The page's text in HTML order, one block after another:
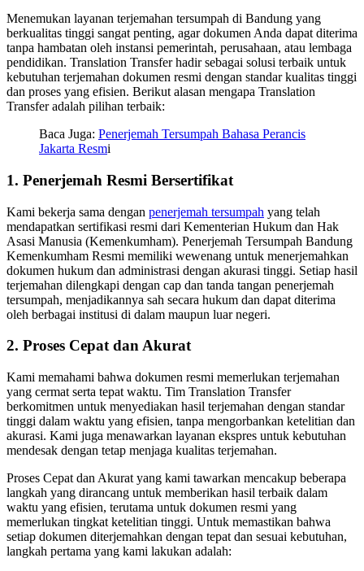
Menemukan layanan terjemahan tersumpah di Bandung yang
berkualitas tinggi sangat penting, agar dokumen Anda dapat diterima
tanpa hambatan oleh instansi pemerintah, perusahaan, atau lembaga
pendidikan. Translation Transfer hadir sebagai solusi terbaik untuk
kebutuhan terjemahan dokumen resmi dengan standar kualitas tinggi
dan proses yang efisien. Berikut alasan mengapa Translation
Transfer adalah pilihan terbaik:
Baca Juga: Penerjemah Tersumpah Bahasa Perancis
Jakarta Resmi
1. Penerjemah Resmi Bersertifikat
Kami bekerja sama dengan penerjemah tersumpah yang telah
mendapatkan sertifikasi resmi dari Kementerian Hukum dan Hak
Asasi Manusia (Kemenkumham). Penerjemah Tersumpah Bandung
Kemenkumham Resmi memiliki wewenang untuk menerjemahkan
dokumen hukum dan administrasi dengan akurasi tinggi. Setiap hasil
terjemahan dilengkapi dengan cap dan tanda tangan penerjemah
tersumpah, menjadikannya sah secara hukum dan dapat diterima
oleh berbagai institusi di dalam maupun luar negeri.
2. Proses Cepat dan Akurat
Kami memahami bahwa dokumen resmi memerlukan terjemahan
yang cermat serta tepat waktu. Tim Translation Transfer
berkomitmen untuk menyediakan hasil terjemahan dengan standar
tinggi dalam waktu yang efisien, tanpa mengorbankan ketelitian dan
akurasi. Kami juga menawarkan layanan ekspres untuk kebutuhan
mendesak dengan tetap menjaga kualitas terjemahan.
Proses Cepat dan Akurat yang kami tawarkan mencakup beberapa
langkah yang dirancang untuk memberikan hasil terbaik dalam
waktu yang efisien, terutama untuk dokumen resmi yang
memerlukan tingkat ketelitian tinggi. Untuk memastikan bahwa
setiap dokumen diterjemahkan dengan tepat dan sesuai kebutuhan,
langkah pertama yang kami lakukan adalah: